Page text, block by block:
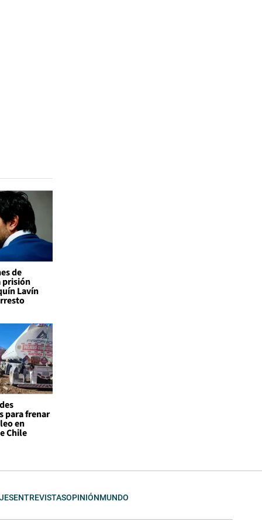
de
prisión
Lavín
para frenar
en
Chile
ENTREVISTASOPINIÓNMUNDO